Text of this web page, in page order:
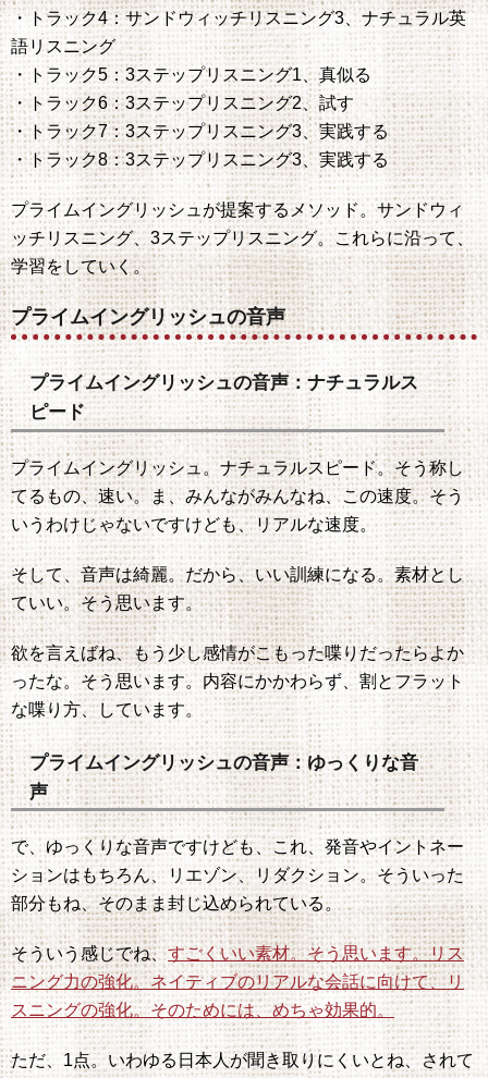
・トラック4：サンドウィッチリスニング3、ナチュラル英
語リスニング
・トラック5：3ステップリスニング1、真似る
・トラック6：3ステップリスニング2、試す
・トラック7：3ステップリスニング3、実践する
・トラック8：3ステップリスニング3、実践する
プライムイングリッシュが提案するメソッド。サンドウィ
ッチリスニング、3ステップリスニング。これらに沿って、
学習をしていく。
プライムイングリッシュの音声
プライムイングリッシュの音声：ナチュラルス
ピード
プライムイングリッシュ。ナチュラルスピード。そう称し
てるもの、速い。ま、みんながみんなね、この速度。そう
いうわけじゃないですけども、リアルな速度。
そして、音声は綺麗。だから、いい訓練になる。素材とし
ていい。そう思います。
欲を言えばね、もう少し感情がこもった喋りだったらよか
ったな。そう思います。内容にかかわらず、割とフラット
な喋り方、しています。
プライムイングリッシュの音声：ゆっくりな音
声
で、ゆっくりな音声ですけども、これ、発音やイントネー
ションはもちろん、リエゾン、リダクション。そういった
部分もね、そのまま封じ込められている。
そういう感じでね、すごくいい素材。そう思います。リス
ニング力の強化。ネイティブのリアルな会話に向けて、リ
スニングの強化。そのためには、めちゃ効果的。
ただ、1点。いわゆる日本人が聞き取りにくいとね、されて